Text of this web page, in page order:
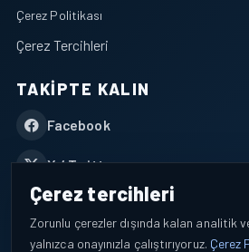
Çerez Politikası
Çerez Tercihleri
TAKIPTE KALIN
Facebook
X / Twitter
YouTube
WhatsApp
Çerez tercihleri
Zorunlu çerezler dışında kalan analitik
yalnızca onayınızla çalıştırıyoruz. Çerez